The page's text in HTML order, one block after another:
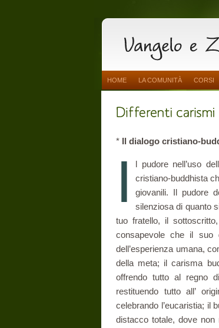
HOME LA COMUNITÀ CORSI
* Il dialogo cristiano-
I
l pudore nell’uso
cristiano-buddhista
giovanili. Il pu­dore
silenziosa di quanto
tuo fratello, il
consapevole che il suo
dell’esperienza umana,
della meta; il carisma
offrendo tutto al regno
restituendo tutto all’
celebrando l’eucaristia; il
distacco totale, dove